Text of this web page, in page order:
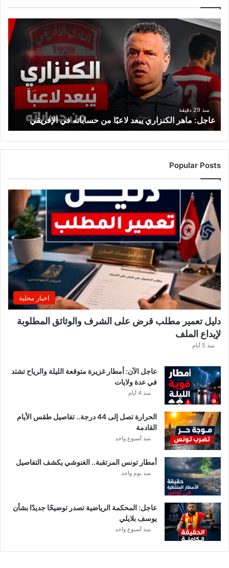
عاجل:
ماهر
الكنزاري
يبعد
لاعبًا
من
حساباته
في
الإفريقي
منذ 29 دقيقة
عاجل: ماهر الكنزاري يبعد لاعبًا من حساباته في الإفريقي
Popular Posts
اخبار محلية
دليل تعمير مطلب قرض على الشرف والوثائق المطلوبة
لإيداع الملف
منذ 5 أيام
عاجل الآن: أمطار غزيرة متوقعة الليلة والرياح تشتد
في عدة ولايات
منذ 4 أيام
الحرارة تصل إلى 44 درجة.. تفاصيل طقس الأيام
القادمة
منذ أسبوع واحد
أمطار تونس المرتقبة.. الغنوشي يكشف التفاصيل
منذ يوم واحد
عاجل: المحكمة الرياضية تصدر توضيحًا جديدًا بشأن
يوسف بلايلي
منذ أسبوع واحد